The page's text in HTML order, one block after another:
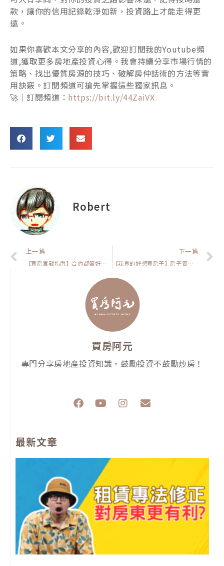
款，讓你的信用記錄乾淨如新，投資路上才能走得更
遠。
如果你喜歡本文分享的內容,歡迎訂閱我的Youtube頻
道,獲取更多房地產投資心得。我會持續分享市場行情的
策略、找出優質房源的技巧、破解房仲話術的方法等實
用訣竅。訂閱頻道可搶先掌握這些獨家訊息。
🚀｜訂閱頻道： https://bit.ly/44ZaiVX
Robert
上一頁
上一篇
【買房實戰指南】合約都簽好了！買方突然要換人，面對這突如其來的變化，我們該如何應對？
下一篇
【我真的好想買房子】房子賣給親戚真的划算嗎? 告訴你該注意的事情，以及會遇到什麼潛在風險!#買房阿元 #買房 #房地產#房屋買賣#親戚間交易#避免糾紛
買房阿元
專門分享房地產投資知識，鼓勵投資不鼓勵炒房！
F
a
o
Y
e
I
r
m
E
p
最新文章